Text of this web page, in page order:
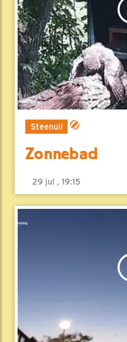
Steenuil
Zonnebad
29 jul , 19:15